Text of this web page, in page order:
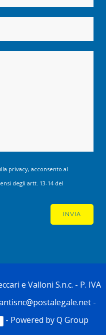
privacy, acconsento al
degli artt. 13-14 del
e Valloni S.n.c. - P. IVA
-
- Powered byQ Group